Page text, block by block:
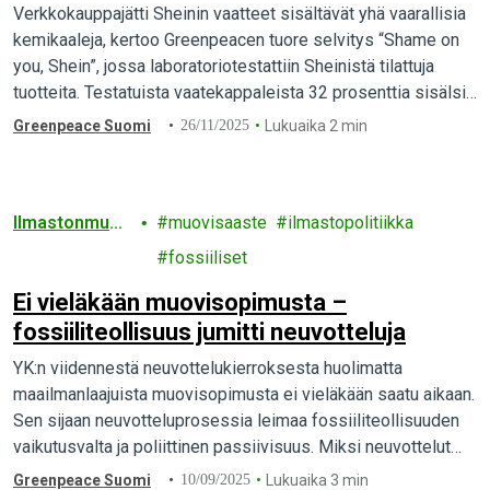
ja ympäristölle vaarallisia aineita
Verkkokauppajätti Sheinin vaatteet sisältävät yhä vaarallisia
kemikaaleja, kertoo Greenpeacen tuore selvitys “Shame on
you, Shein”, jossa laboratoriotestattiin Sheinistä tilattuja
tuotteita. Testatuista vaatekappaleista 32 prosenttia sisälsi
vaarallisia kemikaaleja.
Greenpeace Suomi 26/11/2025 Lukuaika 2 min
Ilmastonmuut
muovisaaste
ilmastopolitiikka
fossiiliset
Ei vieläkään muovisopimusta –
fossiiliteollisuus jumitti neuvotteluja
YK:n viidennestä neuvottelukierroksesta huolimatta
maailmanlaajuista muovisopimusta ei vieläkään saatu aikaan.
Sen sijaan neuvotteluprosessia leimaa fossiiliteollisuuden
vaikutusvalta ja poliittinen passiivisuus. Miksi neuvottelut
ovat näin jumissa?
Greenpeace Suomi 10/09/2025 Lukuaika 3 min